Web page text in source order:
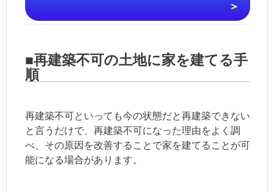
＞
■再建築不可の土地に家を建てる手
順
再建築不可といっても今の状態だと再建築できない
と言うだけで、再建築不可になった理由をよく調
べ、その原因を改善することで家を建てることが可
能になる場合があります。